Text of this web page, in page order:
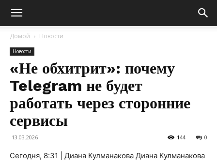
Домой Новости
Новости
«Не обхитрит»: почему
Telegram не будет
работать через сторонние
сервисы
13.03.2026 0
144
Сегодня, 8:31 | Диана Кулманакова Диана Кулманакова